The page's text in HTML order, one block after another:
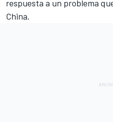
respuesta a un problema
China.